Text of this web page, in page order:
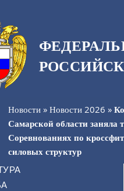
Новости» Новости 2026 »
Самарской области заняла
Соревнованиях по
силовых структур